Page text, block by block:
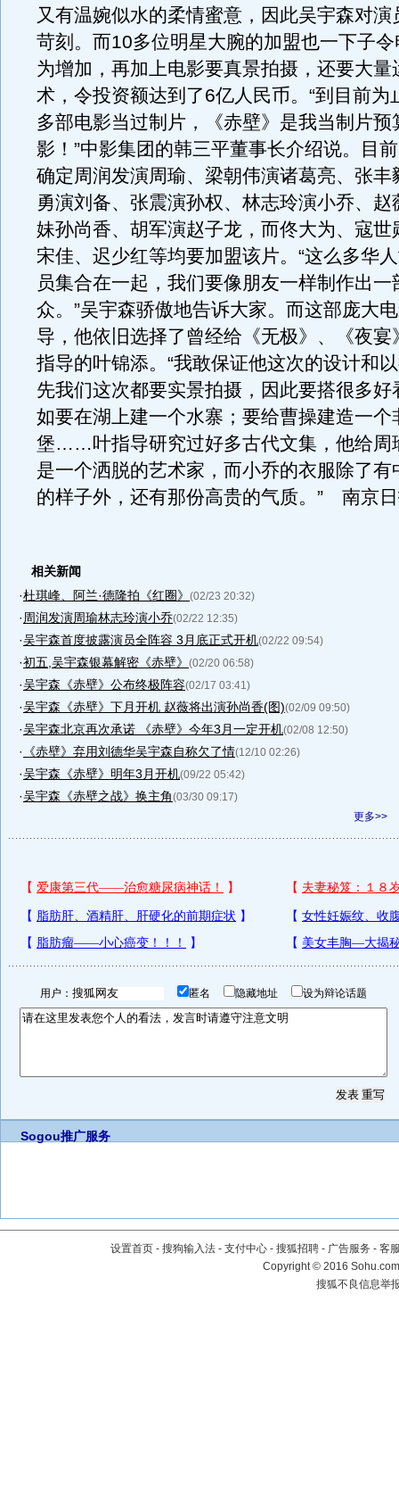
又有温婉似水的柔情蜜意，因此吴宇森对演
苛刻。而10多位明星大腕的加盟也一下子
为增加，再加上电影要真景拍摄，还要大量
术，令投资额达到了6亿人民币。“到目前为
多部电影当过制片，《赤壁》是我当制片预
影！”中影集团的韩三平董事长介绍说。目
确定周润发演周瑜、梁朝伟演诸葛亮、张丰
勇演刘备、张震演孙权、林志玲演小乔、赵
妹孙尚香、胡军演赵子龙，而佟大为、寇世
宋佳、迟少红等均要加盟该片。“这么多华
员集合在一起，我们要像朋友一样制作出一
众。”吴宇森骄傲地告诉大家。而这部庞大
导，他依旧选择了曾经给《无极》、《夜宴
指导的叶锦添。“我敢保证他这次的设计和
先我们这次都要实景拍摄，因此要搭很多好
如要在湖上建一个水寨；要给曹操建造一个
堡……叶指导研究过好多古代文集，他给周
是一个洒脱的艺术家，而小乔的衣服除了有
的样子外，还有那份高贵的气质。” 南京
相关新闻
·杜琪峰、阿兰·德隆拍《红圈》 (02/23 20:32)
· 周润发演周瑜林志玲演小乔(02/22 12:35)
·吴宇森首度披露演员全阵容 3月底正式开机(02/22 09:54)
·初五,吴宇森银幕解密《赤壁》 (02/20 06:58)
·吴宇森《赤壁》公布终极阵容(02/17 03:41)
·吴宇森《赤壁》下月开机 赵薇将出演孙尚香(图)(02/09 09:50)
·吴宇森北京再次承诺 《赤壁》今年3月一定开机(02/08 12:50)
· 《赤壁》弃用刘德华吴宇森自称欠了情(12/10 02:26)
·吴宇森《赤壁》明年3月开机(09/22 05:42)
·吴宇森《赤壁之战》换主角(03/30 09:17)
更多>>
用户： 匿名 隐藏地址 设为辩论话题
Sogou推广服务
设置首页 - 搜狗输入法 - 支付中心 - 搜狐招聘 - 广告服务 - 客
Copyright©2016
搜狐不良信息举